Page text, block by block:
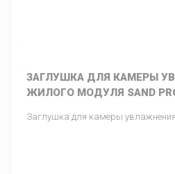
ЗАГЛУШКА ДЛЯ КАМЕРЫ
ЖИЛОГО МОДУЛЯ SAND
Заглушка для камеры